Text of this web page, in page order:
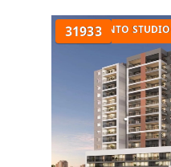
31933
APARTAMENTO STUDIO